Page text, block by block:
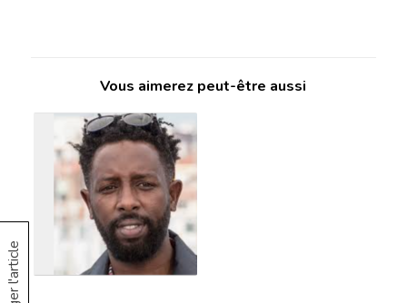
Vous aimerez peut-être aussi